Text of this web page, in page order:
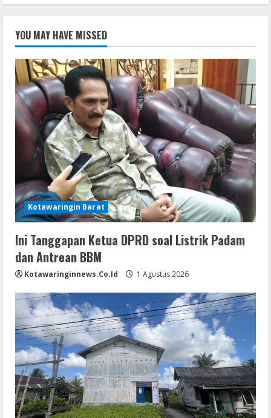
YOU MAY HAVE MISSED
Kotawaringin Barat
Ini Tanggapan Ketua DPRD soal Listrik Padam
dan Antrean BBM
Kotawaringinnews.co.id 1 Agustus 2026